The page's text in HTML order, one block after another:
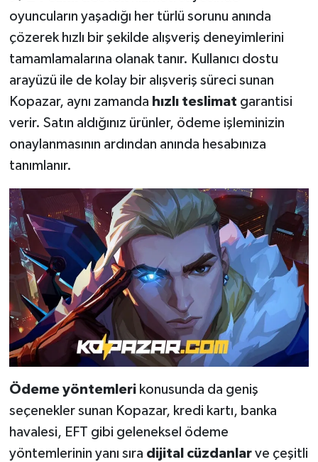
oyuncuların yaşadığı her türlü sorunu anında
çözerek hızlı bir şekilde alışveriş deneyimlerini
tamamlamalarına olanak tanır. Kullanıcı dostu
arayüzü ile de kolay bir alışveriş süreci sunan
Kopazar, aynı zamanda hızlı teslimat garantisi
verir. Satın aldığınız ürünler, ödeme işleminizin
onaylanmasının ardından anında hesabınıza
tanımlanır.
Ödeme yöntemlerikonusunda da geniş
seçenekler sunan Kopazar, kredi kartı, banka
havalesi, EFT gibi geleneksel ödeme
yöntemlerinin yanı sıra dijital cüzdanlarve çeşitli
HEDEF2020
MİZAH
TARİH
Politika
YEREL
BÖLGEDEN
BİLİM TEKNOLOJİ
ASAYİŞ
SEÇİM 2015
ÇEVRE